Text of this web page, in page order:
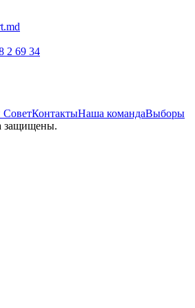
2 69 34
СоветКонтактыНаша командаВыборы
защищены.